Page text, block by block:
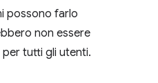
possono farlo
non essere
tutti gli utenti.